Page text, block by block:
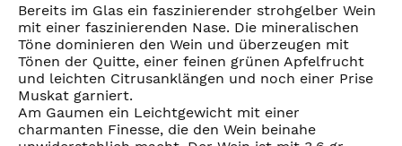
Bereits im Glas ein faszinierender strohgelber Wein
mit einer faszinierenden Nase. Die mineralischen
Töne dominieren den Wein und überzeugen mit
Tönen der Quitte, einer feinen grünen Apfelfrucht
und leichten Citrusanklängen und noch einer Prise
Muskat garniert.
Am Gaumen ein Leichtgewicht mit einer
charmanten Finesse, die den Wein beinahe